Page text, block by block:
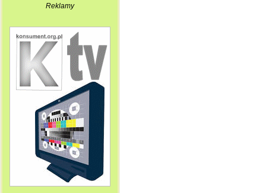
Reklamy